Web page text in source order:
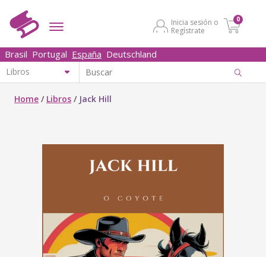
Inicia sesión o
Regístrate
0
Brasil Portugal España Deutschland
Home / Libros / Jack Hill